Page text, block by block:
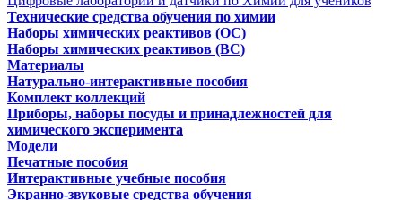
Технические средства обучения по химии
Наборы химических реактивов (ОС)
Наборы химических реактивов (ВС)
Материалы
Натурально-интерактивные пособия
Комплект коллекций
Приборы, наборы посуды и принадлежностей для
химического эксперимента
Модели
Печатные пособия
Интерактивные учебные пособия
Экранно-звуковые средства обучения